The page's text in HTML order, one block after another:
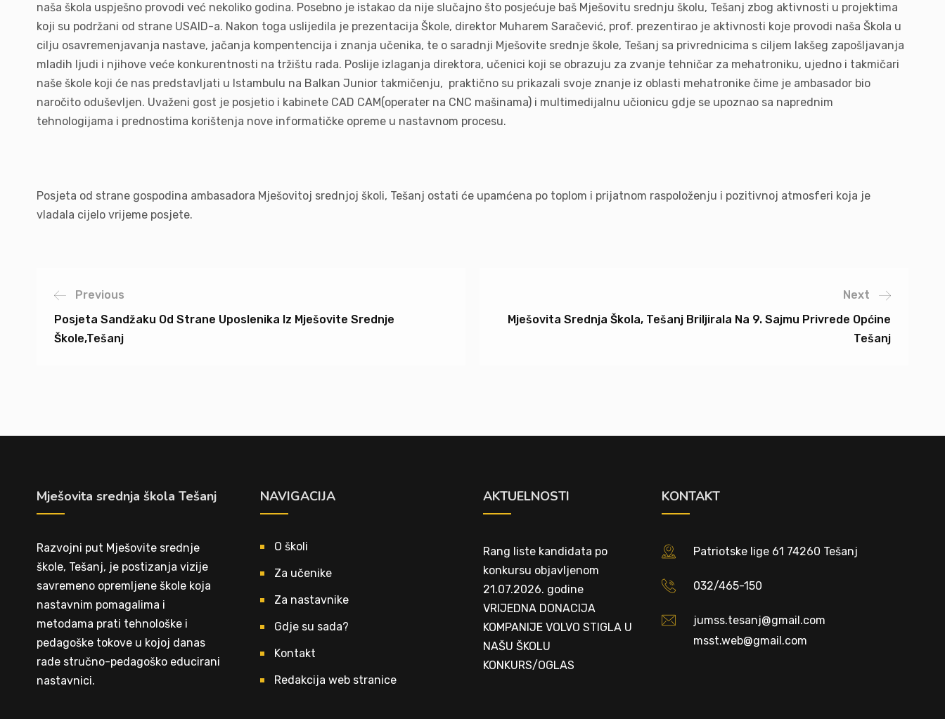
naša škola uspješno provodi već nekoliko godina. Posebno je istakao da nije slučajno što posjećuje baš Mješovitu srednju školu, Tešanj zbog aktivnosti u projektima
koji su podržani od strane USAID-a. Nakon toga uslijedila je prezentacija Škole, direktor Muharem Saračević, prof. prezentirao je aktivnosti koje provodi naša Škola u
cilju osavremenjavanja nastave, jačanja kompentencija i znanja učenika, te o saradnji Mješovite srednje škole, Tešanj sa privrednicima s ciljem lakšeg zapošljavanja
mladih ljudi i njihove veće konkurentnosti na tržištu rada. Poslije izlaganja direktora, učenici koji se obrazuju za zvanje tehničar za mehatroniku, ujedno i takmičari
naše škole koji će nas predstavljati u Istambulu na Balkan Junior takmičenju, praktično su prikazali svoje znanje iz oblasti mehatronike čime je ambasador bio
naročito oduševljen. Uvaženi gost je posjetio i kabinete CAD CAM(operater na CNC mašinama) i multimedijalnu učionicu gdje se upoznao sa naprednim
tehnologijama i prednostima korištenja nove informatičke opreme u nastavnom procesu.
Posjeta od strane gospodina ambasadora Mješovitoj srednjoj školi, Tešanj ostati će upamćena po toplom i prijatnom raspoloženju i pozitivnoj atmosferi koja je
vladala cijelo vrijeme posjete.
Previous
Posjeta Sandžaku Od Strane Uposlenika Iz Mješovite Srednje
Škole,Tešanj
Next
Mješovita Srednja Škola, Tešanj Briljirala Na 9. Sajmu Privrede Općine
Tešanj
Mješovita srednja škola Tešanj
Razvojni put Mješovite srednje
škole, Tešanj, je postizanja vizije
savremeno opremljene škole koja
nastavnim pomagalima i
metodama prati tehnološke i
pedagoške tokove u kojoj danas
rade stručno-pedagoško educirani
nastavnici.
NAVIGACIJA
O školi
Za učenike
Za nastavnike
Gdje su sada?
Kontakt
Redakcija web stranice
AKTUELNOSTI
Rang liste kandidata po
konkursu objavljenom
21.07.2026. godine
VRIJEDNA DONACIJA
KOMPANIJE VOLVO STIGLA U
NAŠU ŠKOLU
KONKURS/OGLAS
KONTAKT
Patriotske lige 61 74260 Tešanj
032/465-150
jumss.tesanj@gmail.com
msst.web@gmail.com